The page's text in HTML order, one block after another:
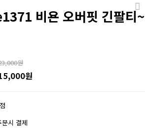
비욘 오버핏 긴팔티~
원
원
문시 결제